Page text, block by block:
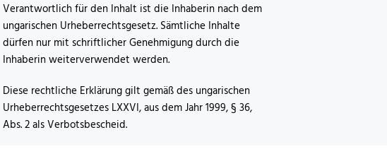
Verantwortlich für den Inhalt ist die Inhaberin nach dem
ungarischen Urheberrechtsgesetz. Sämtliche Inhalte
dürfen nur mit schriftlicher Genehmigung durch die
Inhaberin weiterverwendet werden.
Diese rechtliche Erklärung gilt gemäß des ungarischen
Urheberrechtsgesetzes LXXVI, aus dem Jahr 1999, § 36,
Abs. 2 als Verbotsbescheid.